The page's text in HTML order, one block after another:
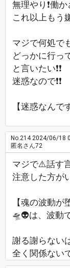
無理やり❗働か
これ以上もう
マジで何処で
どっかに行って
と言いたい❗❗
迷惑なので❗❗
【迷惑なんです
No.2142024/06/18
匿名さん72
マジで⚠️話す
注意した方が
【魂の波動が
🛸👽は、波動
謝る謝らない
全く関係ない